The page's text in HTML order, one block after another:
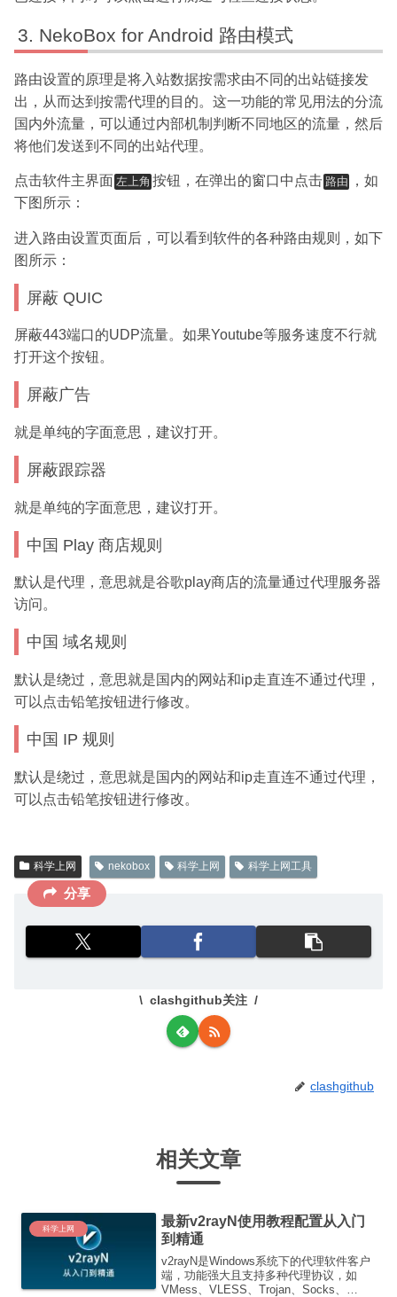
NekoBox for Android 路由模式
路由设置的原理是将入站数据按需求由不同的出站链接发
出，从而达到按需代理的目的。这一功能的常见用法的分流
国内外流量，可以通过内部机制判断不同地区的流量，然后
将他们发送到不同的出站代理。
点击软件主界面 左上角 按钮，在弹出的窗口中点击 路由
，如
下图所示：
进入路由设置页面后，可以看到软件的各种路由规则，如下
图所示：
屏蔽 QUIC
屏蔽443端口的UDP流量。如果Youtube等服务速度不行就
打开这个按钮。
屏蔽广告
就是单纯的字面意思，建议打开。
屏蔽跟踪器
就是单纯的字面意思，建议打开。
中国 Play 商店规则
默认是代理，意思就是谷歌play商店的流量通过代理服务器
访问。
中国 域名规则
默认是绕过，意思就是国内的网站和ip走直连不通过代理，
可以点击铅笔按钮进行修改。
中国 IP 规则
默认是绕过，意思就是国内的网站和ip走直连不通过代理，
可以点击铅笔按钮进行修改。
科学上网 nekobox 科学上网 科学上网工具
分享
clashgithub关注
clashgithub
相关文章
科学上网
最新v2rayN使用教程配置从入门
到精通
v2rayN是Windows系统下的代理软件客户
端，功能强大且支持多种代理协议，如
VMess、VLESS、Trojan、Socks、